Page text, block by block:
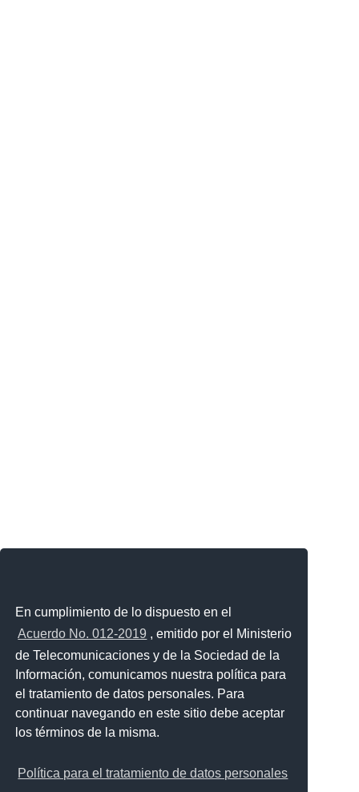
En cumplimiento de lo dispuesto en el
Acuerdo No. 012-2019 , emitido por el Ministerio
de Telecomunicaciones y de la Sociedad de la
Información, comunicamos nuestra política para
el tratamiento de datos personales. Para
continuar navegando en este sitio debe aceptar
los términos de la misma.
Política para el tratamiento de datos personales